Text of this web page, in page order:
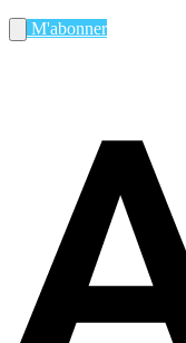
M'abonner